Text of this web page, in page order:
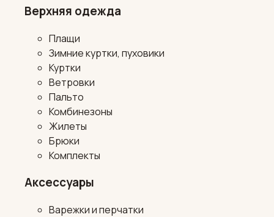
Верхняя одежда
Плащи
Зимние куртки, пуховики
Куртки
Ветровки
Пальто
Комбинезоны
Жилеты
Брюки
Комплекты
Аксессуары
Варежки и перчатки